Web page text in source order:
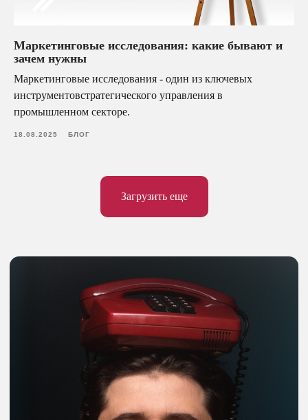
Маркетинговые исследования: какие бывают и
зачем нужны
Маркетинговые исследования - один из ключевых
инструментовстратегического управления в
промышленном секторе.
18.08.2025 БЛОГ
Загрузить еще
Политика конфиденциальности
клиентского сервиса